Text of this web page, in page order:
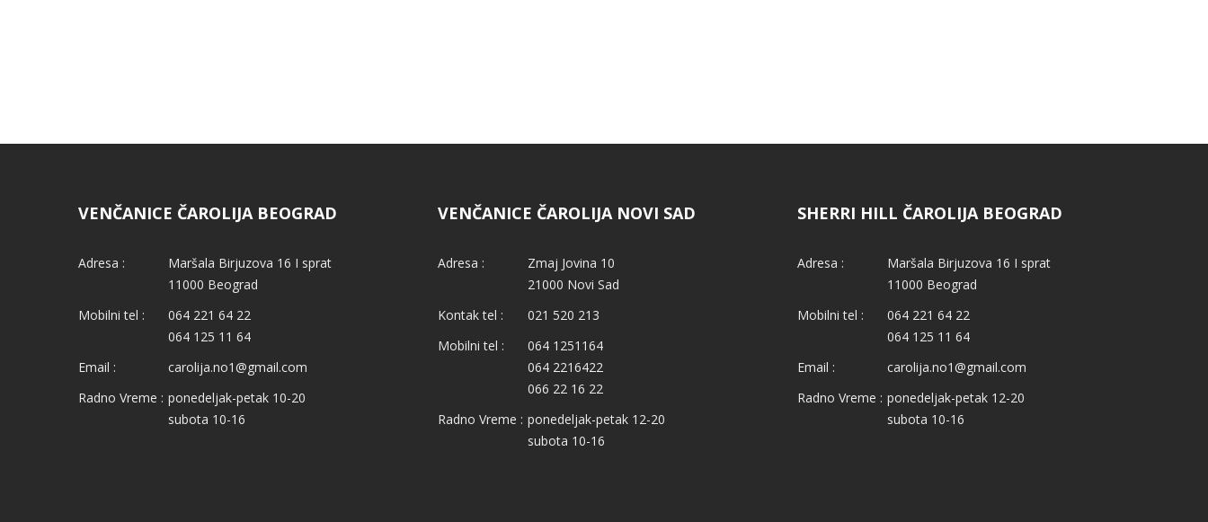
VENČANICE ČAROLIJA BEOGRAD
Adresa :
Maršala Birjuzova 16 I sprat
11000 Beograd
Mobilni tel :
064 221 64 22
064 125 11 64
Email :
carolija.no1@gmail.com
Radno Vreme : ponedeljak-petak 10-20
subota 10-16
VENČANICE ČAROLIJA NOVI SAD
Adresa :
Zmaj Jovina 10
21000 Novi Sad
Kontak tel :
021 520 213
Mobilni tel :
064 1251164
064 2216422
066 22 16 22
Radno Vreme : ponedeljak-petak 12-20
subota 10-16
SHERRI HILL ČAROLIJA BEOGRAD
Adresa :
Maršala Birjuzova 16 I sprat
11000 Beograd
Mobilni tel :
064 221 64 22
064 125 11 64
Email :
carolija.no1@gmail.com
Radno Vreme : ponedeljak-petak 12-20
subota 10-16